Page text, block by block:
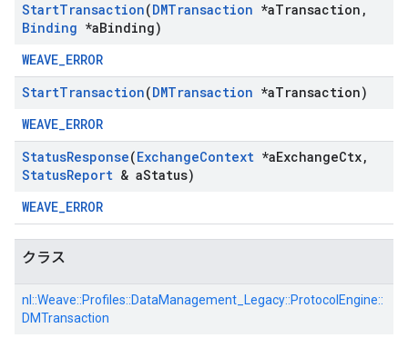
StartTransaction(DMTransaction *aTransaction ,
Binding *aBinding)
WEAVE_ERROR
StartTransaction(DMTransaction *aTransaction)
WEAVE_ERROR
StatusResponse(ExchangeContext *aExchangeCtx,
StatusReport & aStatus)
WEAVE_ERROR
クラス
nl::Weave::Profiles::DataManagement_Legacy::ProtocolEngine::
DMTransaction